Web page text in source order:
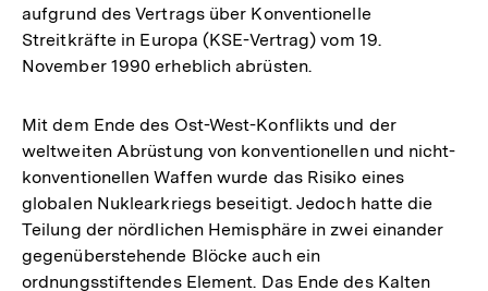
der
Fußnote
aufgrund des Vertrags über Konventionelle
Streitkräfte in Europa (KSE-Vertrag) vom 19.
November 1990 erheblich abrüsten.
Mit dem Ende des Ost-West-Konflikts und der
weltweiten Abrüstung von konventionellen und nicht-
konventionellen Waffen wurde das Risiko eines
globalen Nuklearkriegs beseitigt. Jedoch hatte die
Teilung der nördlichen Hemisphäre in zwei einander
gegenüberstehende Blöcke auch ein
ordnungsstiftendes Element. Das Ende des Kalten